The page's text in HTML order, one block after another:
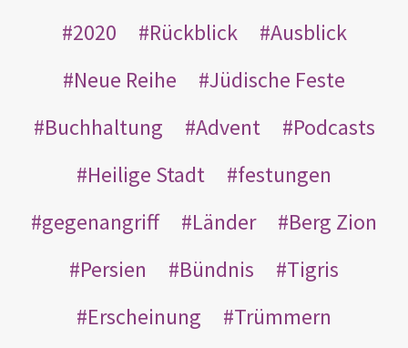
2020
Rückblick
Ausblick
Neue Reihe
Jüdische Feste
Buchhaltung
Advent
Podcasts
Heilige Stadt
festungen
gegenangriff
Länder
Berg Zion
Persien
Bündnis
Tigris
Erscheinung
Trümmern